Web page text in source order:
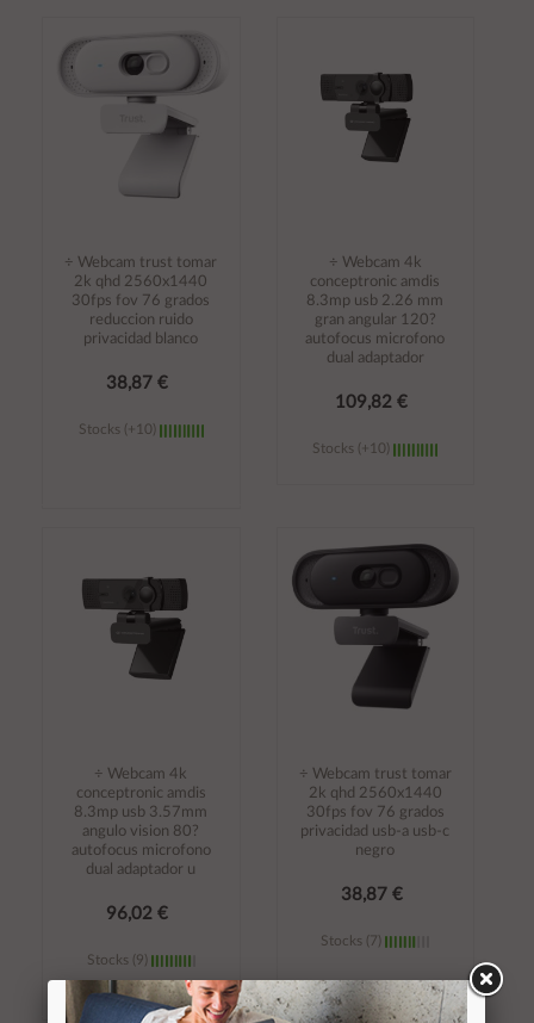
carrito
÷ Webcam trust tomar
2k qhd 2560x1440
30fps fov 76 grados
reduccion ruido
privacidad blanco
38,87 €
Stocks (+10)
÷ Webcam 4k
conceptronic amdis
8.3mp usb 2.26 mm
gran angular 120?
autofocus microfono
dual adaptador
109,82 €
Stocks (+10)
carrito
÷ Webcam 4k
conceptronic amdis
8.3mp usb 3.57mm
angulo vision 80?
autofocus microfono
dual adaptador u
96,02 €
Stocks (9)
÷ Webcam trust tomar
2k qhd 2560x1440
30fps fov 76 grados
privacidad usb-a usb-c
negro
38,87 €
Stocks (7)